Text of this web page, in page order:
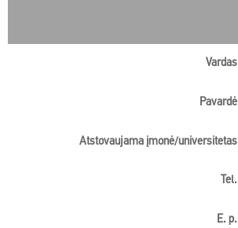
Vardas
Pavardė
Atstovaujama įmonė/universitetas
Tel.
E. p.